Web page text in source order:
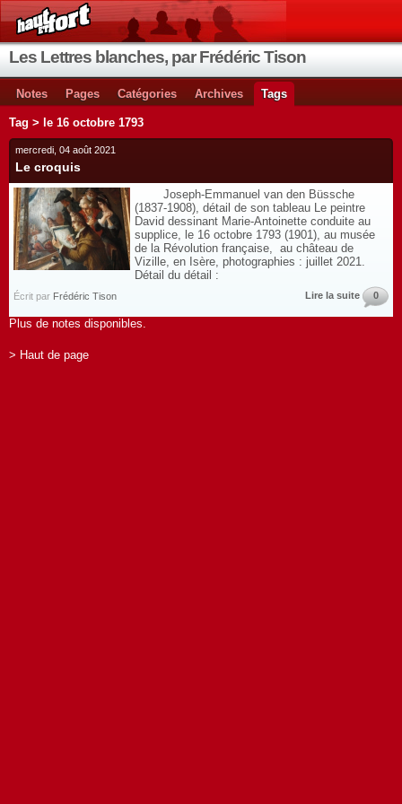
Les Lettres blanches, par Frédéric Tison
Notes Pages Catégories Archives Tags
Tag > le 16 octobre 1793
mercredi, 04 août 2021
Le croquis
Joseph-Emmanuel van den Büssche
(1837-1908), détail de son tableau Le peintre
David dessinant Marie-Antoinette conduite au
supplice, le 16 octobre 1793 (1901), au musée
de la Révolution française, au château de
Vizille, en Isère, photographies : juillet 2021.
Détail du détail :
Écrit par Frédéric Tison Lire la suite 0
Plus de notes disponibles.
> Haut de page